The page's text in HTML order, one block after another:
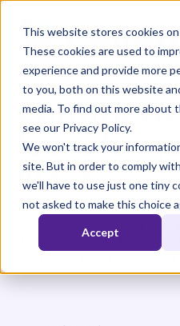
This website stores cookies
These cookies are used to
experience and provide more
to you, both on this website
media. To find out more about
see our Privacy Policy.
We won't track your
site. But in order to comply
we'll have to use just one tiny
not asked to make this choice
Accept
Comment
les
l'IA ?
Une étude unique pour
de formation et leaders